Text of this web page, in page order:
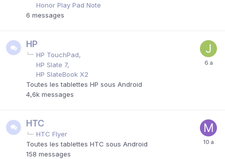
Honor Play Pad Note
6 messages
HP
HP TouchPad
HP Slate 7
HP SlateBook X2
Toutes les tablettes HP sous Android
4,6k messages
HTC
HTC Flyer
Toutes les tablettes HTC sous Android
158 messages